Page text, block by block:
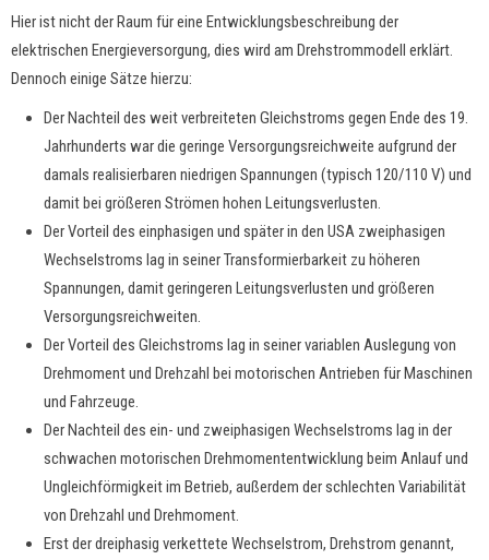
Hier ist nicht der Raum für eine Entwicklungsbeschreibung der
elektrischen Energieversorgung, dies wird am Drehstrommodell erklärt.
Dennoch einige Sätze hierzu:
Der Nachteil des weit verbreiteten Gleichstroms gegen Ende des 19.
Jahrhunderts war die geringe Versorgungsreichweite aufgrund der
damals realisierbaren niedrigen Spannungen (typisch 120/110 V) und
damit bei größeren Strömen hohen Leitungsverlusten.
Der Vorteil des einphasigen und später in den USA zweiphasigen
Wechselstroms lag in seiner Transformierbarkeit zu höheren
Spannungen, damit geringeren Leitungsverlusten und größeren
Versorgungsreichweiten.
Der Vorteil des Gleichstroms lag in seiner variablen Auslegung von
Drehmoment und Drehzahl bei motorischen Antrieben für Maschinen
und Fahrzeuge.
Der Nachteil des ein- und zweiphasigen Wechselstroms lag in der
schwachen motorischen Drehmomententwicklung beim Anlauf und
Ungleichförmigkeit im Betrieb, außerdem der schlechten Variabilität
von Drehzahl und Drehmoment.
Erst der dreiphasig verkettete Wechselstrom, Drehstrom genannt,